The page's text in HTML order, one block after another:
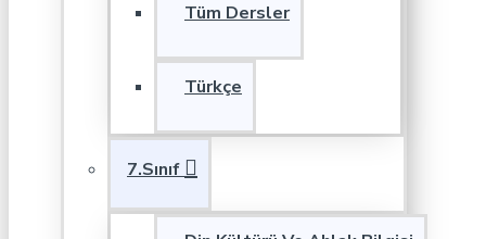
Tüm Dersler
Türkçe
7.Sınıf